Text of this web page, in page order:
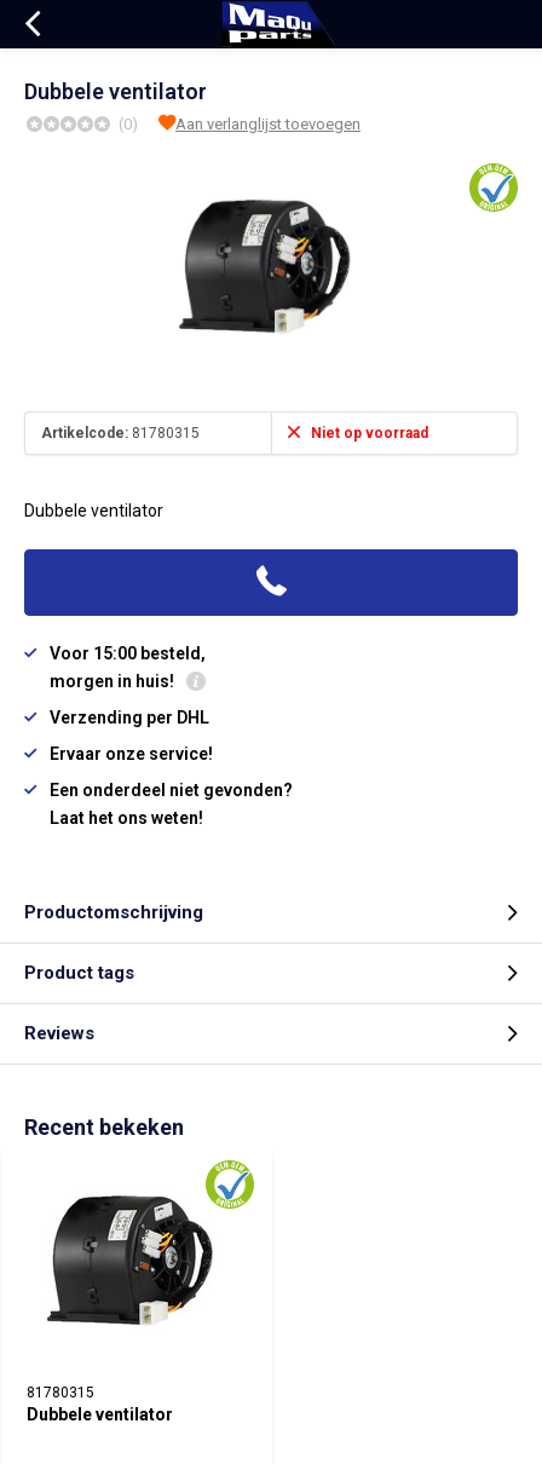
Dubbele ventilator
(0) Aan verlanglijst toevoegen
Artikelcode: 81780315 Niet op voorraad
Dubbele ventilator
Voor 15:00 besteld,
morgen in huis!
Verzending per DHL
Ervaar onze service!
Een onderdeel niet gevonden?
Laat het ons weten!
Productomschrijving
Product tags
Reviews
Recent bekeken
81780315
Dubbele ventilator